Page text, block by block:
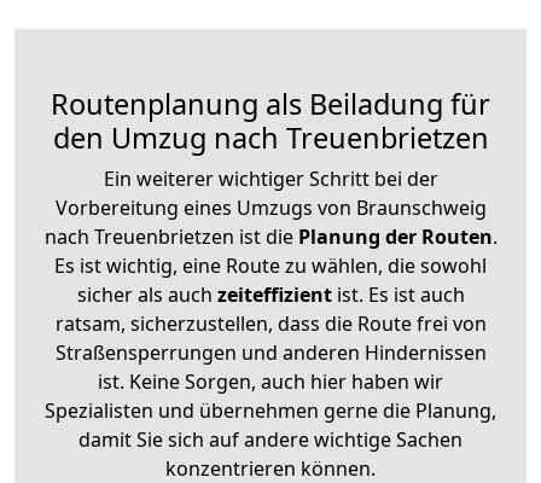
Routenplanung als Beiladung für
den Umzug nach Treuenbrietzen
Ein weiterer wichtiger Schritt bei der
Vorbereitung eines Umzugs von Braunschweig
nach Treuenbrietzen ist diePlanung der Routen.
Es ist wichtig, eine Route zu wählen, die sowohl
sicher als auch zeiteffizientist. Es ist auch
ratsam, sicherzustellen, dass die Route frei von
Straßensperrungen und anderen Hindernissen
ist. Keine Sorgen, auch hier haben wir
Spezialisten und übernehmen gerne die Planung,
damit Sie sich auf andere wichtige Sachen
konzentrieren können.